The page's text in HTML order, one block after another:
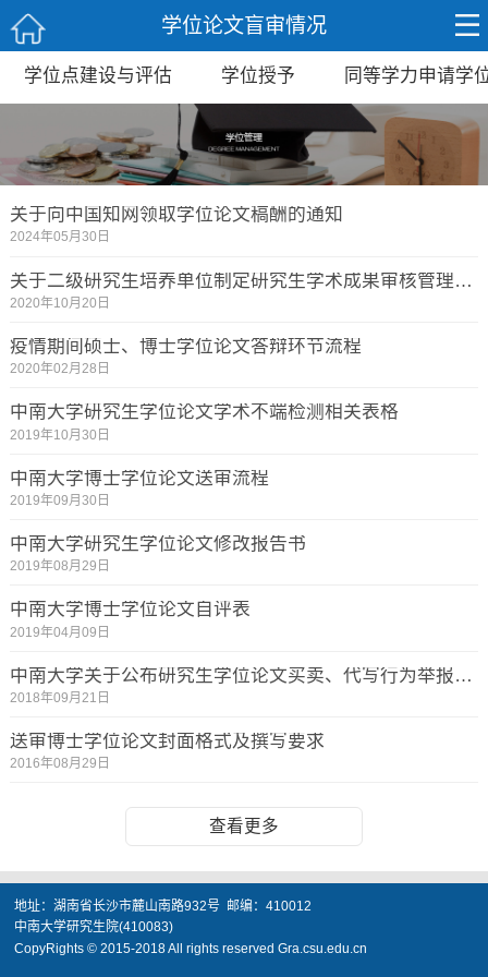
学位论文盲审情况
学位点建设与评估 学位授予 同等学力申请学
关于向中国知网领取学位论文稿酬的通知
2024年05月30日
关于二级研究生培养单位制定研究生学术成果审核管理办法的通知
2020年10月20日
疫情期间硕士、博士学位论文答辩环节流程
2020年02月28日
中南大学研究生学位论文学术不端检测相关表格
2019年10月30日
中南大学博士学位论文送审流程
2019年09月30日
中南大学研究生学位论文修改报告书
2019年08月29日
中南大学博士学位论文自评表
2019年04月09日
中南大学关于公布研究生学位论文买卖、代写行为举报电话和邮箱的公告
2018年09月21日
送审博士学位论文封面格式及撰写要求
2016年08月29日
查看更多
地址：湖南省长沙市麓山南路932号 邮编：410012
中南大学研究生院(410083)
CopyRights © 2015-2018 All rights reserved Gra.csu.edu.cn